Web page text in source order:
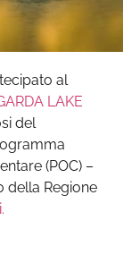
al
LAKE
del
(POC) –
della Regione